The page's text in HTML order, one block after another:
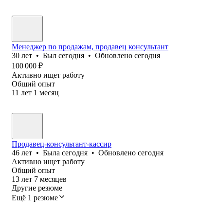
Менеджер по продажам, продавец консультант
30 лет • Был сегодня • Обновлено сегодня
100 000 ₽
Активно ищет работу
Общий опыт
11 лет 1 месяц
Продавец-консультант-кассир
46 лет • Была сегодня • Обновлено сегодня
Активно ищет работу
Общий опыт
13 лет 7 месяцев
Другие резюме
Ещё 1 резюме